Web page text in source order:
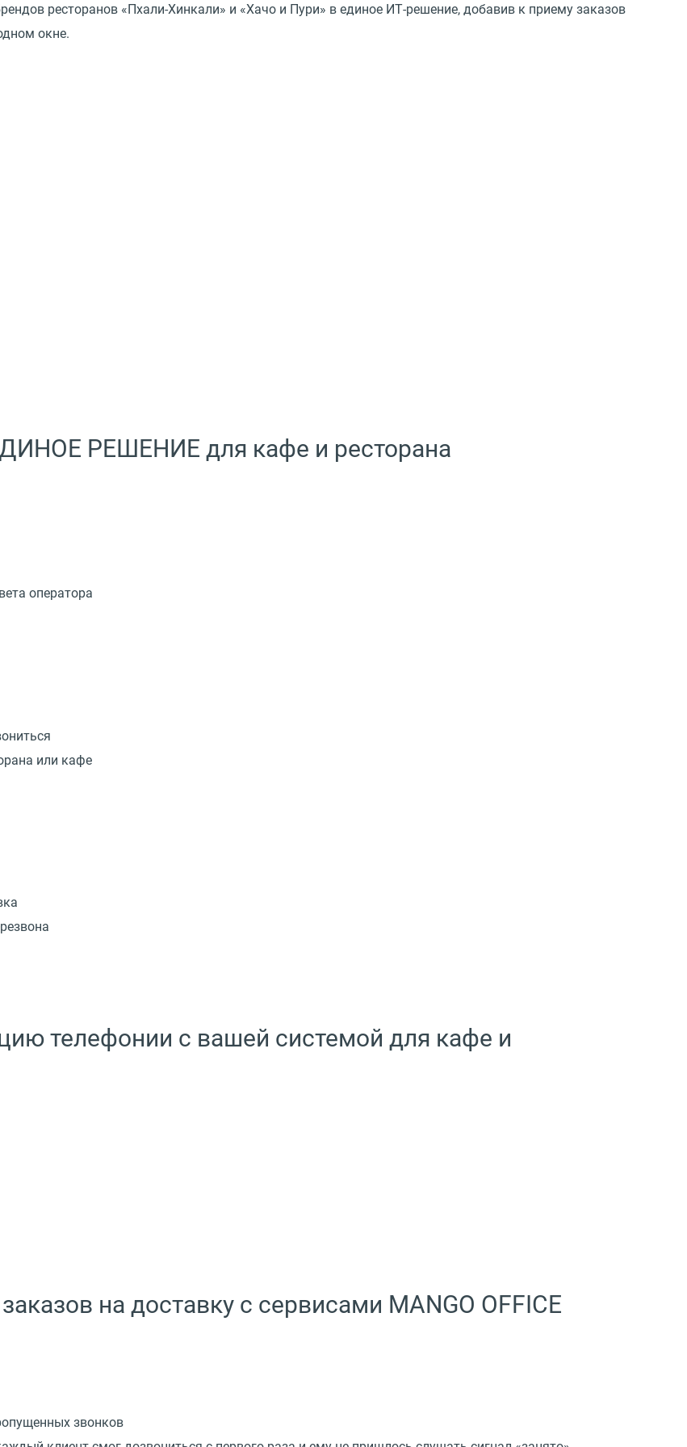
ресторанов «Пхали-Хинкали» и «Хачо и Пури» в единое ИТ-решение, добавив к приему заказов
окне.
РЕШЕНИЕ для кафе и ресторана
оператора
или кафе
телефонии с вашей системой для кафе и
на доставку с сервисами MANGO OFFICE
звонков